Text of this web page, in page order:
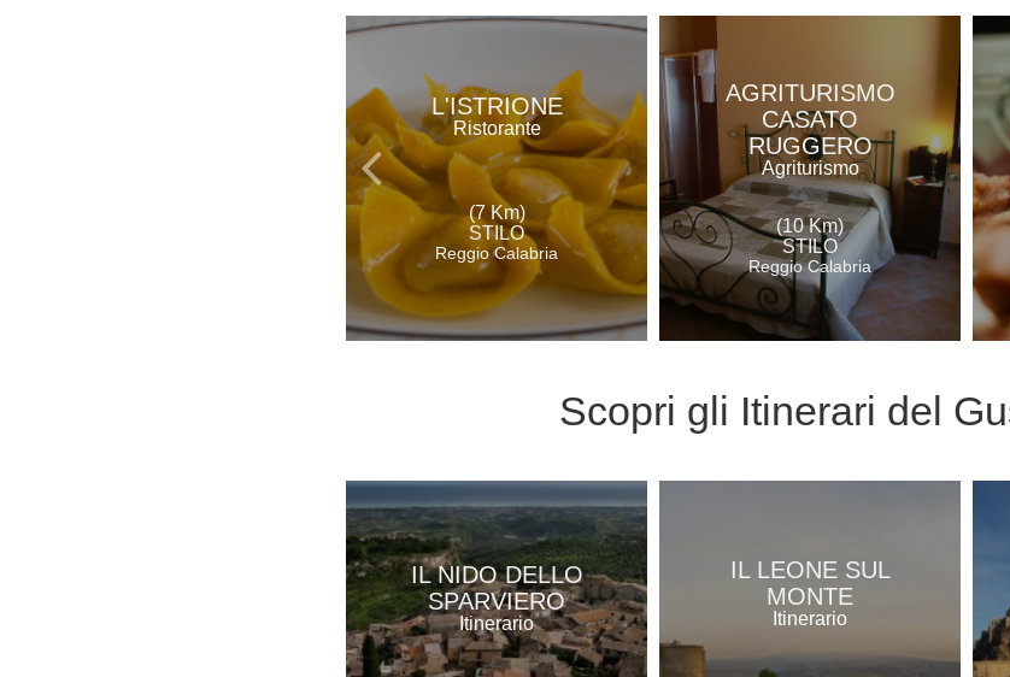
L'ISTRIONE
Ristorante
(7 Km)
STILO
Reggio Calabria
AGRITURISMO
CASATO
RUGGERO
Agriturismo
(10 Km)
STILO
Reggio Calabria
Scopri gli Itinerari del
IL NIDO DELLO
SPARVIERO
Itinerario
IL LEONE SUL
MONTE
Itinerario